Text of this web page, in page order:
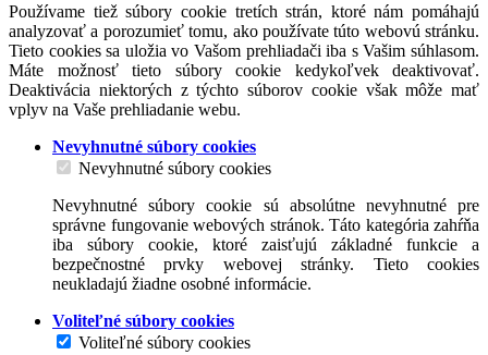
Používame tiež súbory cookie tretích strán, ktoré nám pomáhajú
analyzovať a porozumieť tomu, ako používate túto webovú stránku.
Tieto cookies sa uložia vo Vašom prehliadači iba s Vašim súhlasom.
Máte možnosť tieto súbory cookie kedykoľvek deaktivovať.
Deaktivácia niektorých z týchto súborov cookie však môže mať
vplyv na Vaše prehliadanie webu.
Nevyhnutné súbory cookies
Nevyhnutné súbory cookies
Nevyhnutné súbory cookie sú absolútne nevyhnutné pre
správne fungovanie webových stránok. Táto kategória zahŕňa
iba súbory cookie, ktoré zaisťujú základné funkcie a
bezpečnostné prvky webovej stránky. Tieto cookies
neukladajú žiadne osobné informácie.
Voliteľné súbory cookies
Voliteľné súbory cookies